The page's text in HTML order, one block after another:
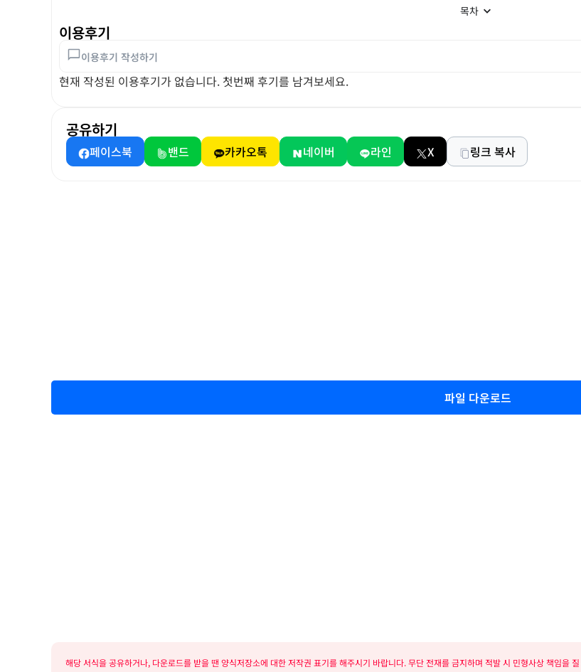
목차
이용후기
이용후기 작성하기
현재 작성된 이용후기가 없습니다. 첫번째 후기를 남겨보세요.
공유하기
페이스북 밴드 카카오톡 네이버 라인 X 링크 복사
파일 다운로드
해당 서식을 공유하거나, 다운로드를 받을 땐 양식저장소에 대한 저작권 표기를 해주시기 바랍니다. 무단 전재를 금지하며 적발 시 민형사상 책임을